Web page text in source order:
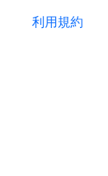
利用規約